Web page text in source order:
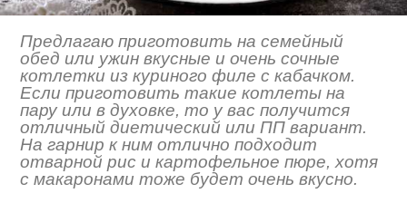
Предлагаю приготовить на семейный
обед или ужин вкусные и очень сочные
котлетки из куриного филе с кабачком.
Если приготовить такие котлеты на
пару или в духовке, то у вас получится
отличный диетический или ПП вариант.
На гарнир к ним отлично подходит
отварной рис и картофельное пюре, хотя
с макаронами тоже будет очень вкусно.